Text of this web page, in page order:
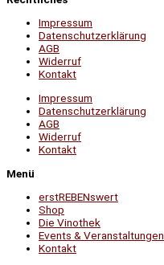
Impressum
Datenschutzerklärung
AGB
Widerruf
Kontakt
Impressum
Datenschutzerklärung
AGB
Widerruf
Kontakt
Menü
erstREBENswert
Shop
Die Vinothek
Events & Veranstaltungen
Kontakt